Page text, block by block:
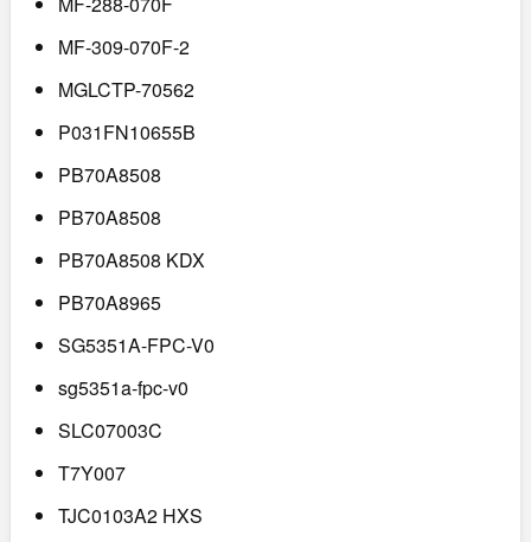
MF-309-070F-2
MGLCTP-70562
P031FN10655B
PB70A8508
PB70A8508
PB70A8508 KDX
PB70A8965
SG5351A-FPC-V0
sg5351a-fpc-v0
SLC07003C
T7Y007
TJC0103A2 HXS